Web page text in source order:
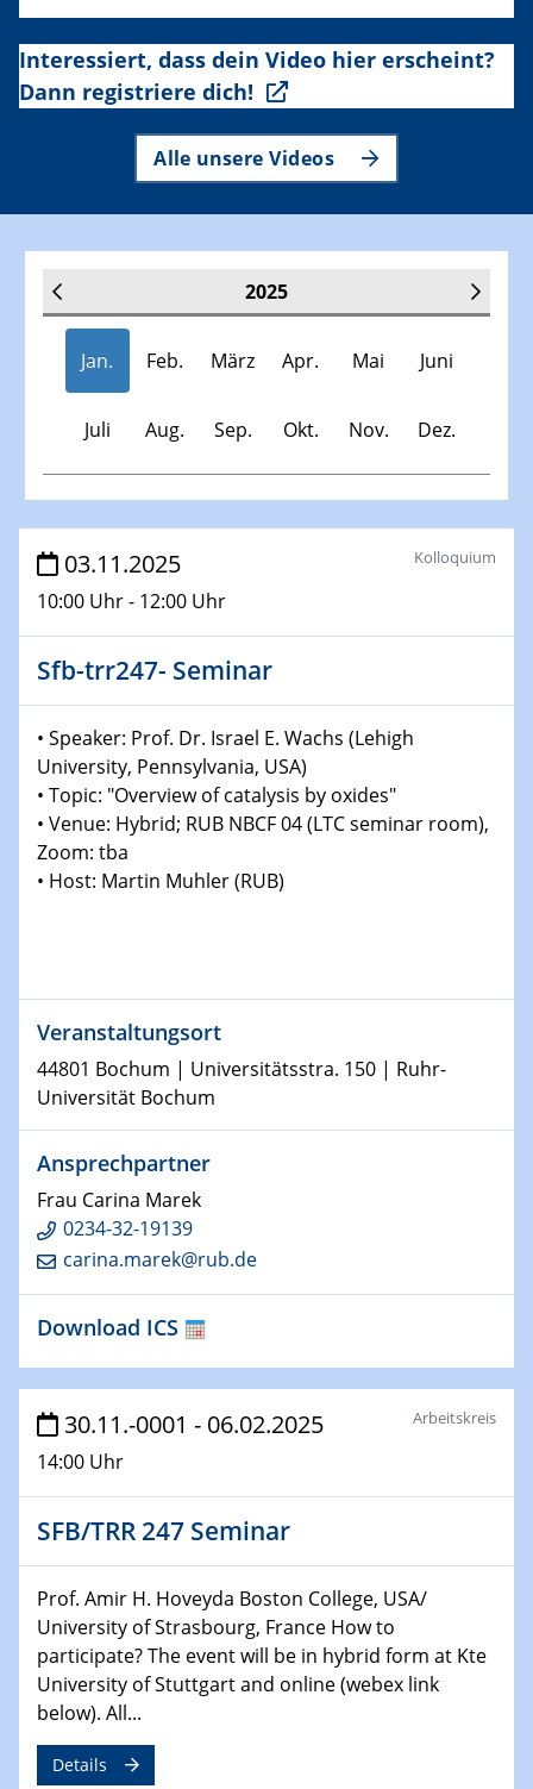
Interessiert, dass dein Video hier erscheint?
Dann registriere dich!
Alle unsere Videos
2025
Jan. Feb. März Apr. Mai Juni
Juli Aug. Sep. Okt. Nov. Dez.
Veranstaltungen
30.11.-0001 - 06.02.2025
SFB/TRR 247 Seminar
Physikalisches Kolloquium
Shaping the future: The role of metrology in a changing
world
14.01.2025
SFB 1242 Kolloquium
15.01.2025
GDCh Kolloquium
Make it and break it: Contact and Cracks at soft
interfaces
22.01.2025
HyMission Short Talks
29.01.2025
Physikalisches Kolloquium
Decoding mRNA translation: Computational and
experimental approaches to understanding gene
expression
29.01.2025
GDCh Kolloquium
30.01.2025
WIN & CENIDE Seminar Series on 2D-
MATURE
30.01.2025
Talk Prof. Erwin Reisner
03.11.2025
10:00 Uhr - 12:00 Uhr
Kolloquium
Sfb-trr247- Seminar
• Speaker: Prof. Dr. Israel E. Wachs (Lehigh
University, Pennsylvania, USA)
• Topic: "Overview of catalysis by oxides"
• Venue: Hybrid; RUB NBCF 04 (LTC seminar room),
Zoom: tba
• Host: Martin Muhler (RUB)
Veranstaltungsort
44801 Bochum | Universitätsstra. 150 | Ruhr-
Universität Bochum
Ansprechpartner
Frau Carina Marek
0234-32-19139
carina.marek@rub.de
Download ICS
30.11.-0001 - 06.02.2025
14:00 Uhr
Arbeitskreis
SFB/TRR 247 Seminar
Prof. Amir H. Hoveyda Boston College, USA/
University of Strasbourg, France How to
participate? The event will be in hybrid form at Kte
University of Stuttgart and online (webex link
below). All...
Details